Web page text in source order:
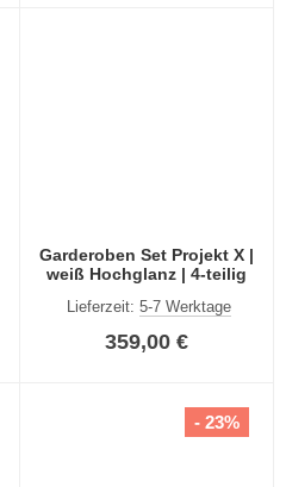
Garderoben Set Projekt X |
weiß Hochglanz | 4-teilig
Lieferzeit:5-7 Werktage
359,00 €
- 23%